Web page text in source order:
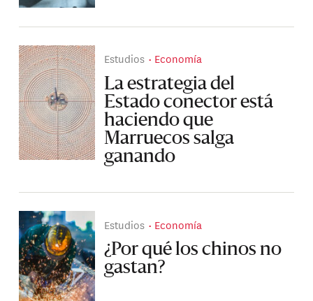
Estudios Economía
La estrategia del
Estado conector está
haciendo que
Marruecos salga
ganando
Estudios Economía
¿Por qué los chinos no
gastan?